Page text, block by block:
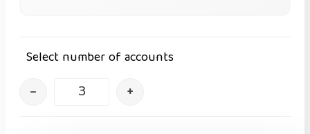
Select number of accounts
– +